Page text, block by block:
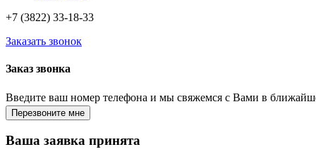
+7 (3822) 33-18-33
Заказать звонок
Заказ звонка
Введите ваш номер телефона и мы свяжемся с Вами в
Ваша заявка принята